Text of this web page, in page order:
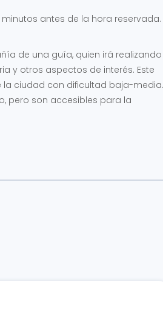
antes de la hora reservada.
de una guía, quien irá realizando
y otros aspectos de interés. Este
la ciudad con dificultad baja-media.
pero son accesibles para la